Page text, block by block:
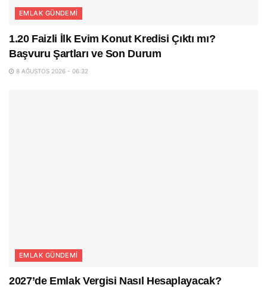
EMLAK GÜNDEMI
1.20 Faizli İlk Evim Konut Kredisi Çıktı mı?
Başvuru Şartları ve Son Durum
8 AĞUSTOS 2026 - 06:32
EMLAK GÜNDEMI
2027’de Emlak Vergisi Nasıl Hesaplayacak?